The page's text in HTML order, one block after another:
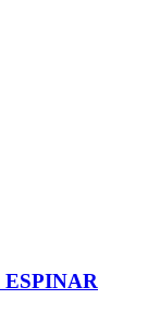
ESPINAR